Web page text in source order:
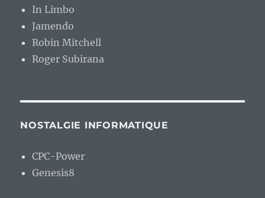
In Limbo
Jamendo
Robin Mitchell
Roger Subirana
NOSTALGIE INFORMATIQUE
CPC-Power
Genesis8